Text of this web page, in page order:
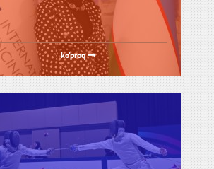
ko'proq